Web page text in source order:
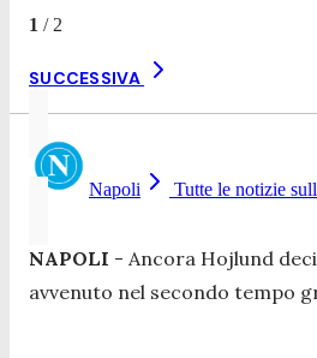
1 / 2
SUCCESSIVA
Napoli Tutte le notizie
NAPOLI - Ancora Hojlund
avvenuto nel secondo tempo